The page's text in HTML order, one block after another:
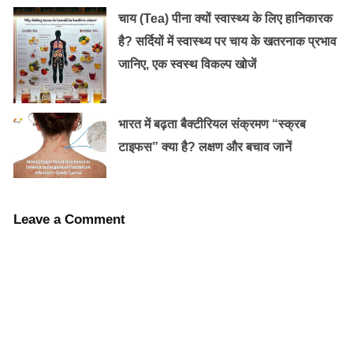
है।उसे लगातार ऐसी चीजें सुनाई और दिखाई देती है जो असल में
नहीं होती। इन रोगियों को कभी अकेला नही छोड़ना चाहिए, क्योंकि
ऐसे रोगी को आत्महत्या करना सबसे आसान लगता है।
चाय (Tea) पीना क्यों स्वास्थ्य के लिए हानिकारक
है? सर्दियों में स्वास्थ्य पर चाय के खतरनाक प्रभाव
जानिए, एक स्वस्थ विकल्प खोजें
भारत में बढ़ता बैक्टीरियल संक्रमण “स्क्रब
टाइफस” क्या है? लक्षण और बचाव जानें
Leave a Comment